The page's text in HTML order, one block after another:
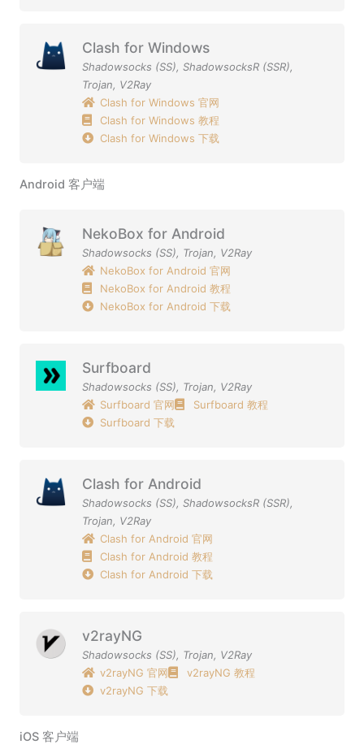
Clash for Windows
Shadowsocks (SS), ShadowsocksR (SSR),
Trojan, V2Ray
Clash for Windows 官网
Clash for Windows 教程
Clash for Windows 下载
Android 客户端
NekoBox for Android
Shadowsocks (SS), Trojan, V2Ray
NekoBox for Android 官网
NekoBox for Android 教程
NekoBox for Android 下载
Surfboard
Shadowsocks (SS), Trojan, V2Ray
Surfboard 官网
Surfboard 教程
Surfboard 下载
Clash for Android
Shadowsocks (SS), ShadowsocksR (SSR),
Trojan, V2Ray
Clash for Android 官网
Clash for Android 教程
Clash for Android 下载
v2rayNG
Shadowsocks (SS), Trojan, V2Ray
v2rayNG 官网
v2rayNG 教程
v2rayNG 下载
iOS 客户端